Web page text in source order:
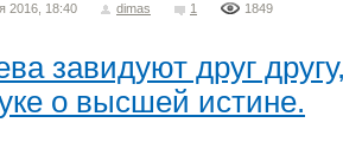
2016, 18:40 dimas 1 1849
завидуют друг
о высшей истине.